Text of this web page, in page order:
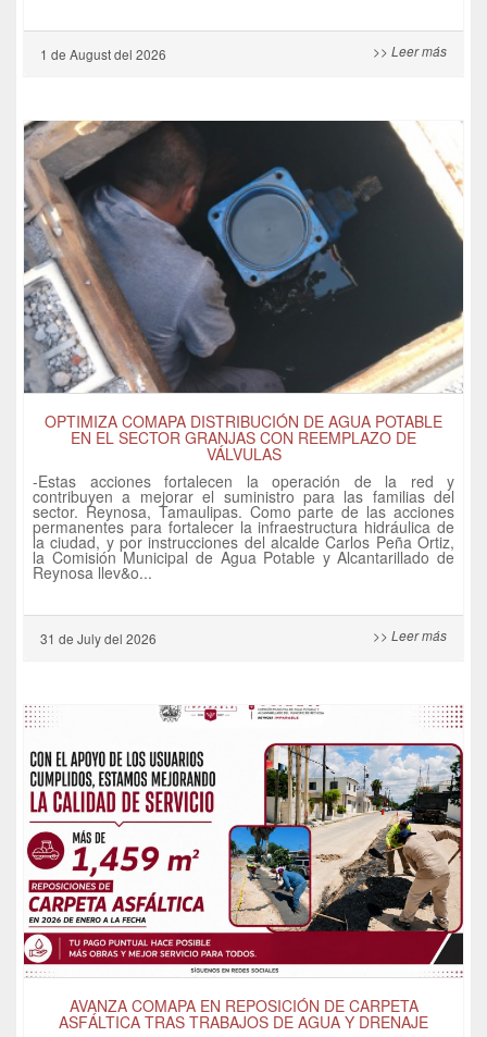
1 de Augustdel 2026 >> Leer más
OPTIMIZA COMAPA DISTRIBUCIÓN DE AGUA POTABLE
EN EL SECTOR GRANJAS CON REEMPLAZO DE
VÁLVULAS
-Estas acciones fortalecen la operación de la red y
contribuyen a mejorar el suministro para las familias del
sector. Reynosa, Tamaulipas. Como parte de las acciones
permanentes para fortalecer la infraestructura hidráulica de
la ciudad, y por instrucciones del alcalde Carlos Peña Ortiz,
la Comisión Municipal de Agua Potable y Alcantarillado de
Reynosa llev&o...
31 de Julydel 2026 >> Leer más
AVANZA COMAPA EN REPOSICIÓN DE CARPETA
ASFÁLTICA TRAS TRABAJOS DE AGUA Y DRENAJE